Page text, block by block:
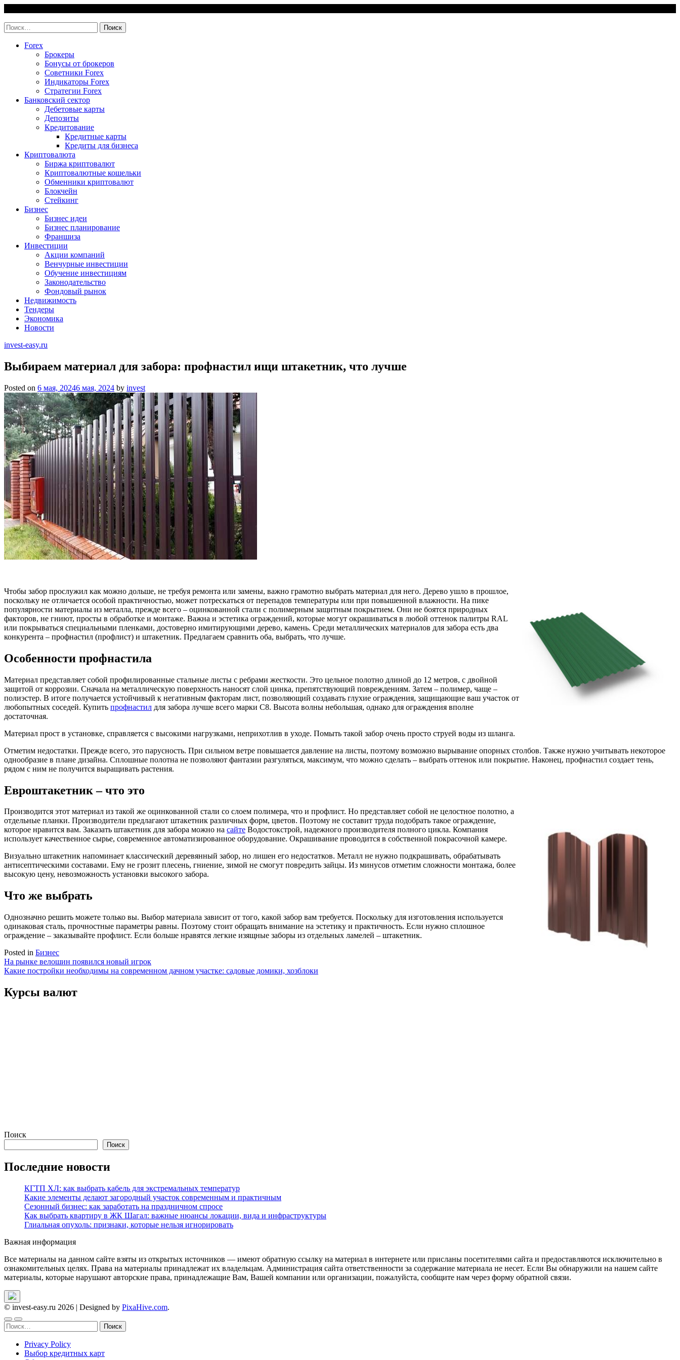
content
Найти:
Forex
Брокеры
Бонусы от брокеров
Советники Forex
Индикаторы Forex
Стратегии Forex
Банковский сектор
Дебетовые карты
Депозиты
Кредитование
Кредитные карты
Кредиты для бизнеса
Криптовалюта
Биржа криптовалют
Криптовалютные кошельки
Обменники криптовалют
Блокчейн
Стейкинг
Бизнес
Бизнес идеи
Бизнес планирование
Франшиза
Инвестиции
Акции компаний
Венчурные инвестиции
Обучение инвестициям
Законодательство
Фондовый рынок
Недвижимость
Тендеры
Экономика
Новости
invest-easy.ru
Выбираем материал для забора: профнастил ищи штакетник, что лучше
Posted on 6 мая, 20246 мая, 2024 by invest
Чтобы забор прослужил как можно дольше, не требуя ремонта или замены, важно грамотно выбрать материал для него. Дерево ушло в прошлое,
поскольку не отличается особой практичностью, может потрескаться от перепадов температуры или при повышенной влажности. На пике
популярности материалы из металла, прежде всего – оцинкованной стали с полимерным защитным покрытием. Они не боятся природных
факторов, не гниют, просты в обработке и монтаже. Важна и эстетика ограждений, которые могут окрашиваться в любой оттенок палитры RAL
или покрываться специальными пленками, достоверно имитирующими дерево, камень. Среди металлических материалов для забора есть два
конкурента – профнастил (профлист) и штакетник. Предлагаем сравнить оба, выбрать, что лучше.
Особенности профнастила
Материал представляет собой профилированные стальные листы с ребрами жесткости. Это цельное полотно длиной до 12 метров, с двойной
защитой от коррозии. Сначала на металлическую поверхность наносят слой цинка, препятствующий повреждениям. Затем – полимер, чаще –
полиэстер. В итоге получается устойчивый к негативным факторам лист, позволяющий создавать глухие ограждения, защищающие ваш участок от
любопытных соседей. Купить профнастил для забора лучше всего марки С8. Высота волны небольшая, однако для ограждения вполне
достаточная.
Материал прост в установке, справляется с высокими нагрузками, неприхотлив в уходе. Помыть такой забор очень просто струей воды из шланга.
Отметим недостатки. Прежде всего, это парусность. При сильном ветре повышается давление на листы, поэтому возможно вырывание опорных столбов. Также нужно учитывать некоторое
однообразие в плане дизайна. Сплошные полотна не позволяют фантазии разгуляться, максимум, что можно сделать – выбрать оттенок или покрытие. Наконец, профнастил создает тень,
рядом с ним не получится выращивать растения.
Евроштакетник – что это
Производится этот материал из такой же оцинкованной стали со слоем полимера, что и профлист. Но представляет собой не целостное полотно, а
отдельные планки. Производители предлагают штакетник различных форм, цветов. Поэтому не составит труда подобрать такое ограждение,
которое нравится вам. Заказать штакетник для забора можно на сайте Водостокстрой, надежного производителя полного цикла. Компания
использует качественное сырье, современное автоматизированное оборудование. Окрашивание проводится в собственной покрасочной камере.
Визуально штакетник напоминает классический деревянный забор, но лишен его недостатков. Металл не нужно подкрашивать, обрабатывать
антисептическими составами. Ему не грозит плесень, гниение, зимой не смогут повредить зайцы. Из минусов отметим сложности монтажа, более
высокую цену, невозможность установки высокого забора.
Что же выбрать
Однозначно решить можете только вы. Выбор материала зависит от того, какой забор вам требуется. Поскольку для изготовления используется
одинаковая сталь, прочностные параметры равны. Поэтому стоит обращать внимание на эстетику и практичность. Если нужно сплошное
ограждение – заказывайте профлист. Если больше нравятся легкие изящные заборы из отдельных ламелей – штакетник.
Posted in Бизнес
Навигация
по
записям
На рынке велошин появился новый игрок
Какие постройки необходимы на современном дачном участке: садовые домики, хозблоки
Курсы валют
Поиск
Поиск
Последние новости
КГТП ХЛ: как выбрать кабель для экстремальных температур
Какие элементы делают загородный участок современным и практичным
Сезонный бизнес: как заработать на праздничном спросе
Как выбрать квартиру в ЖК Шагал: важные нюансы локации, вида и инфраструктуры
Глиальная опухоль: признаки, которые нельзя игнорировать
Важная информация
Все материалы на данном сайте взяты из открытых источников — имеют обратную ссылку на материал в интернете или присланы посетителями сайта и предоставляются исключительно в
ознакомительных целях. Права на материалы принадлежат их владельцам. Администрация сайта ответственности за содержание материала не несет. Если Вы обнаружили на нашем сайте
материалы, которые нарушают авторские права, принадлежащие Вам, Вашей компании или организации, пожалуйста, сообщите нам через форму обратной связи.
© invest-easy.ru 2026 | Designed by PixaHive.com.
Найти:
Privacy Policy
Выбор кредитных карт